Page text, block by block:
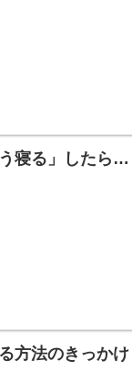
寝る」したら…
方法のきっかけ